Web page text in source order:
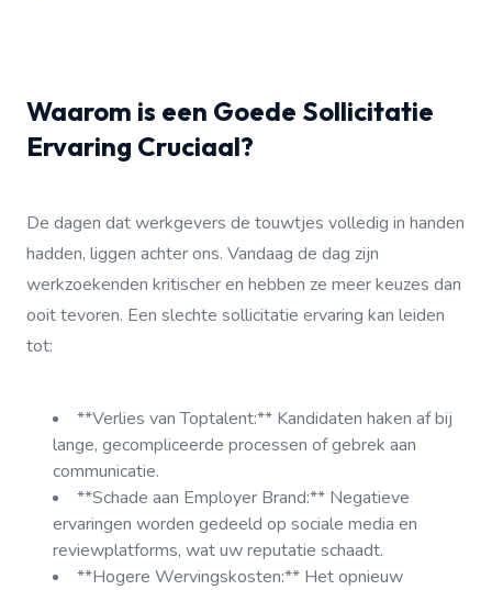
Waarom is een Goede Sollicitatie
Ervaring Cruciaal?
De dagen dat werkgevers de touwtjes volledig in handen
hadden, liggen achter ons. Vandaag de dag zijn
werkzoekenden kritischer en hebben ze meer keuzes dan
ooit tevoren. Een slechte sollicitatie ervaring kan leiden
tot:
**Verlies van Toptalent:** Kandidaten haken af bij
lange, gecompliceerde processen of gebrek aan
communicatie.
**Schade aan Employer Brand:** Negatieve
ervaringen worden gedeeld op sociale media en
reviewplatforms, wat uw reputatie schaadt.
**Hogere Wervingskosten:** Het opnieuw